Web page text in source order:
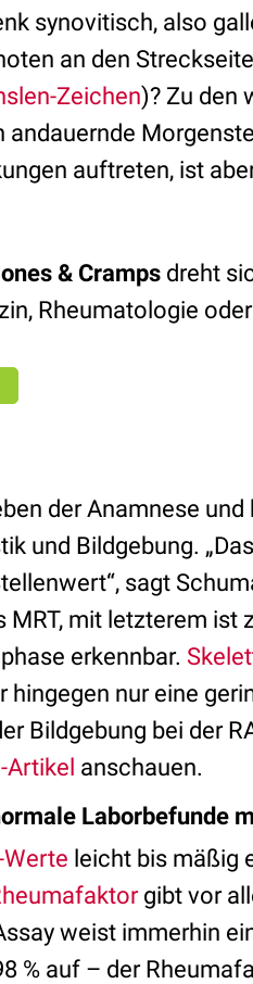
synovitisch, also
an den
Zeichen)? Zu den
andauernde
auftreten, ist
& Cramps dreht
Rheumatologie
der Anamnese
und Bildgebung.
sagt
mit letzterem ist
erkennbar.
hingegen nur eine
Bildgebung bei der
Artikel anschauen.
Laborbefunde
Werte leicht bis mäßig
gibt vor
weist immerhin
% auf – der